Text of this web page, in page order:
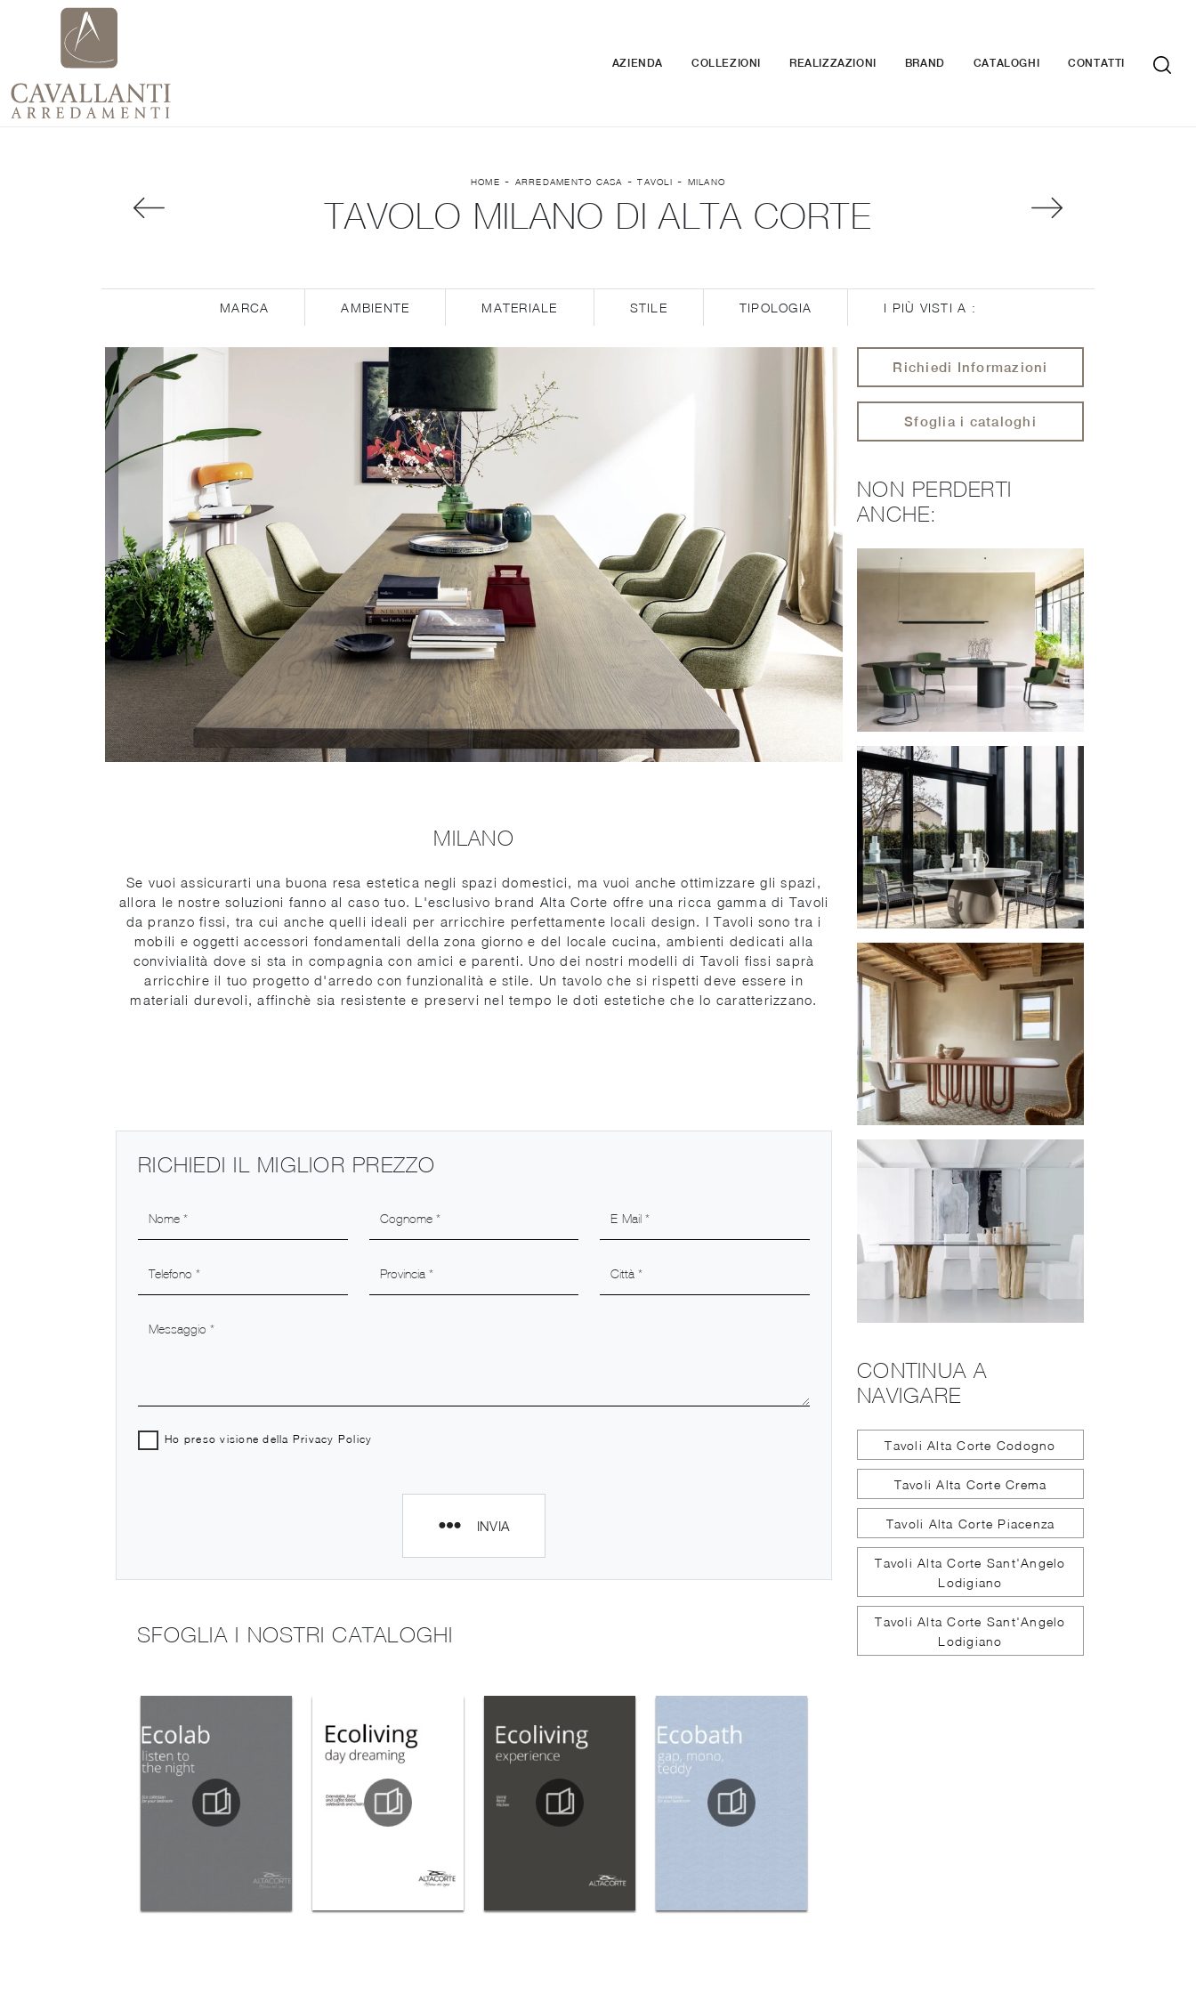
AZIENDA COLLEZIONI REALIZZAZIONI BRAND CATALOGHI CONTATTI
HOME - ARREDAMENTO CASA -TAVOLI - MILANO
TAVOLO MILANO DI ALTA CORTE
MARCA AMBIENTE MATERIALE STILE TIPOLOGIA I PIÙ VISTI A :
MILANO
Se vuoi assicurarti una buona resa estetica negli spazi domestici, ma vuoi anche ottimizzare gli spazi,
allora le nostre soluzioni fanno al caso tuo. L'esclusivo brand Alta Corte offre una ricca gamma di Tavoli
da pranzo fissi, tra cui anche quelli ideali per arricchire perfettamente locali design. I Tavoli sono tra i
mobili e oggetti accessori fondamentali della zona giorno e del locale cucina, ambienti dedicati alla
convivialità dove si sta in compagnia con amici e parenti. Uno dei nostri modelli di Tavoli fissi saprà
arricchire il tuo progetto d'arredo con funzionalità e stile. Un tavolo che si rispetti deve essere in
materiali durevoli, affinchè sia resistente e preservi nel tempo le doti estetiche che lo caratterizzano.
RICHIEDI IL MIGLIOR PREZZO
Ho preso visione della Privacy Policy
INVIA
SFOGLIA I NOSTRI CATALOGHI
Richiedi Informazioni
Sfoglia i cataloghi
NON PERDERTI
ANCHE:
CONTINUA A
NAVIGARE
Tavoli Alta Corte Codogno
Tavoli Alta Corte Crema
Tavoli Alta Corte Piacenza
Tavoli Alta Corte Sant'Angelo
Lodigiano
Tavoli Alta Corte Sant'Angelo
Lodigiano